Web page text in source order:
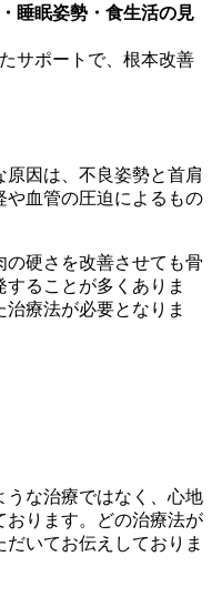
睡眠姿勢・食生活の見
サポートで、根本改善
原因は、不良姿勢と首肩
や血管の圧迫によるもの
の硬さを改善させても骨
ることが多くありま
療法が必要となりま
うな治療ではなく、心地
おります。どの治療法が
いてお伝えしておりま